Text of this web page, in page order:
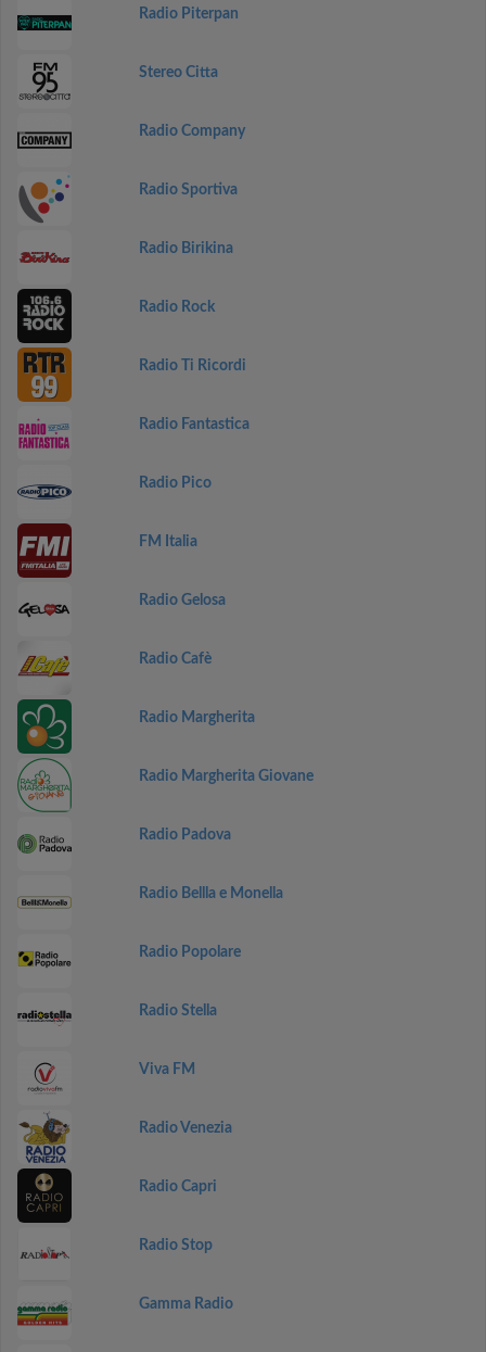
Radio Piterpan
Stereo Citta
Radio Company
Radio Sportiva
Radio Birikina
Radio Rock
Radio Ti Ricordi
Radio Fantastica
Radio Pico
FM Italia
Radio Gelosa
Radio Cafè
Radio Margherita
Radio Margherita Giovane
Radio Padova
Radio Bellla e Monella
Radio Popolare
Radio Stella
Viva FM
Radio Venezia
Radio Capri
Radio Stop
Gamma Radio